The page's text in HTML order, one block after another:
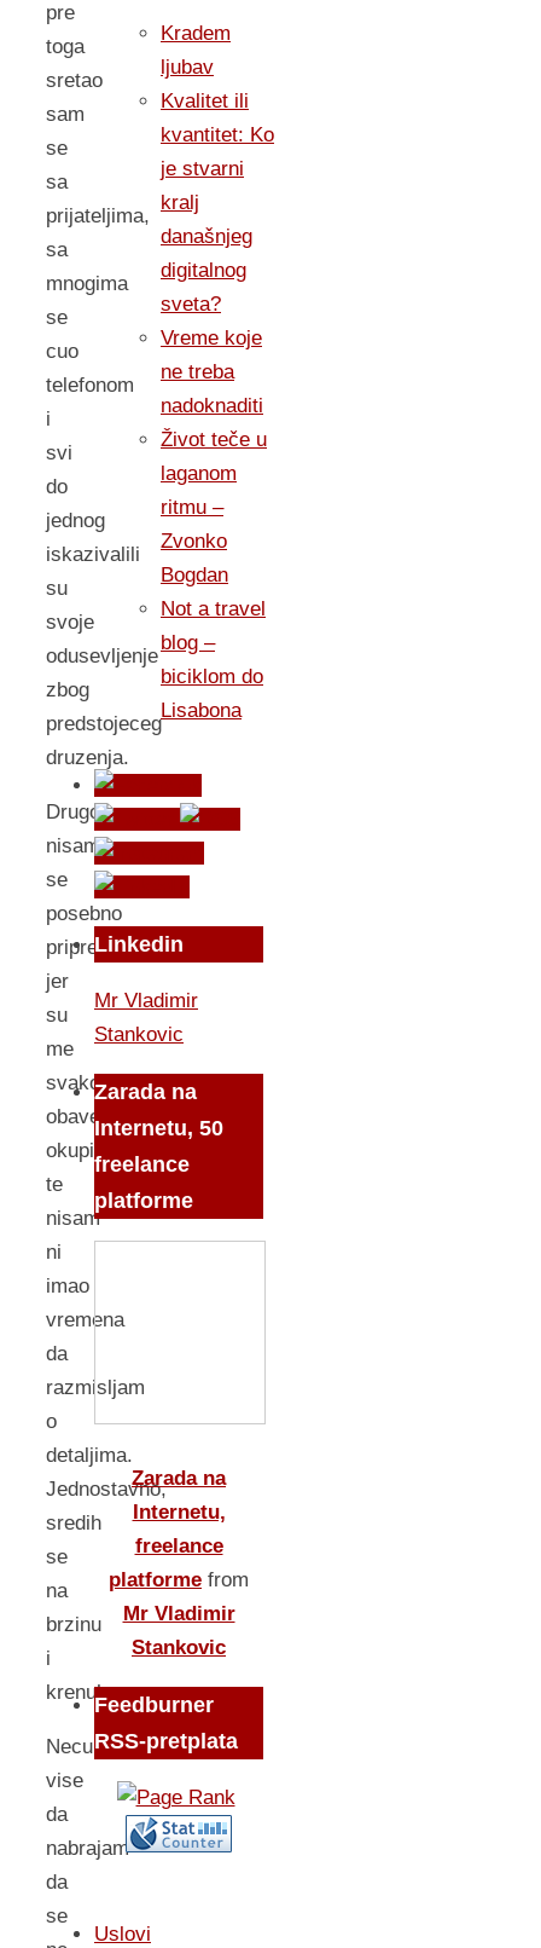
pre
toga
sretao
sam
se
sa
prijateljima,
sa
mnogima
se
cuo
telefonom
i
svi
do
jednog
iskazivalili
su
svoje
odusevljenje
zbog
predstojeceg
druzenja.
Drugo:
nisam
se
posebno
pripremao
jer
su
me
svakodnevne
obaveze
okupirale,
te
nisam
ni
imao
vremena
da
razmisljam
o
detaljima.
Jednostavno,
sredih
se
na
brzinu
i
krenuh.
Necu
vise
da
nabrajam
da
se
Kradem
ljubav
Kvalitet ili
kvantitet: Ko
je stvarni
kralj
današnjeg
digitalnog
sveta?
Vreme koje
ne treba
nadoknaditi
Život teče u
laganom
ritmu –
Zvonko
Bogdan
Not a travel
blog –
biciklom do
Lisabona
Linkedin
Mr Vladimir
Stankovic
Zarada na
Internetu, 50
freelance
platforme
Zarada na
Internetu,
freelance
platforme from
Mr Vladimir
Stankovic
Feedburner
RSS-pretplata
Uslovi